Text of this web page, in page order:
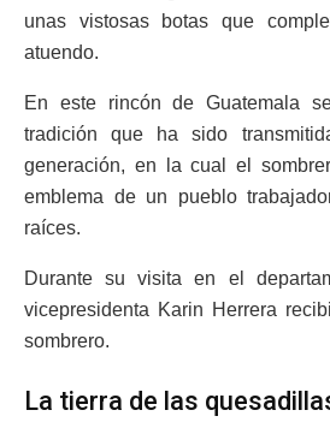
unas vistosas botas que
atuendo.
En este rincón de Guatemala
tradición que ha sido
generación, en la cual el
emblema de un pueblo
raíces.
Durante su visita en el
vicepresidenta Karin Herrera
sombrero.
La tierra de las